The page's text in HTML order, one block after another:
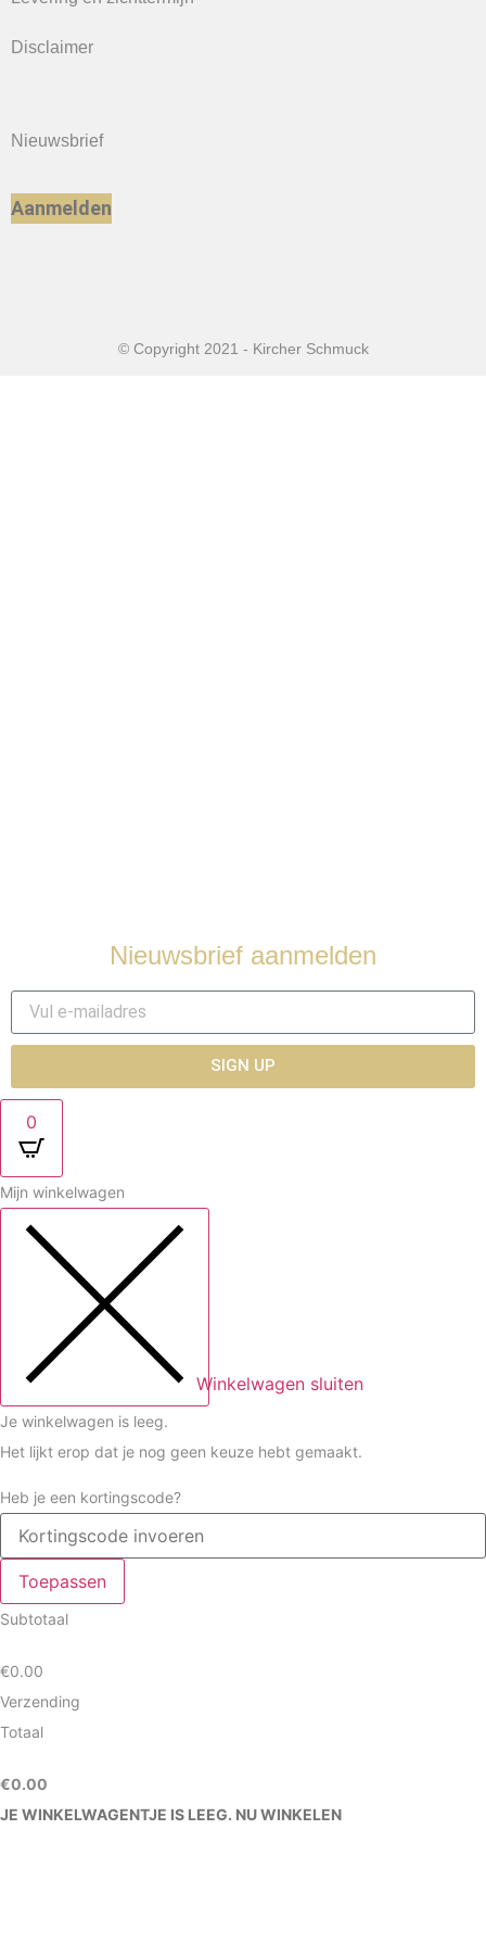
Disclaimer
Nieuwsbrief
Aanmelden
© Copyright 2021 - Kircher Schmuck
Nieuwsbrief aanmelden
SIGN UP
0
Mijn winkelwagen
Winkelwagen sluiten
Je winkelwagen is leeg.
Het lijkt erop dat je nog geen keuze hebt gemaakt.
Heb je een kortingscode?
Toepassen
Subtotaal
€0.00
Verzending
Totaal
€0.00
JE WINKELWAGENTJE IS LEEG. NU WINKELEN